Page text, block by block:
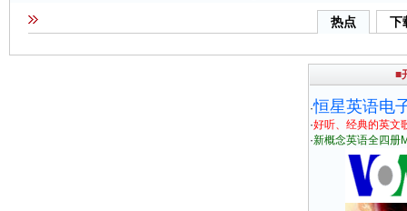
热点 下
■
·恒星英语电
·好听、经典的英文
·新概念英语全四册